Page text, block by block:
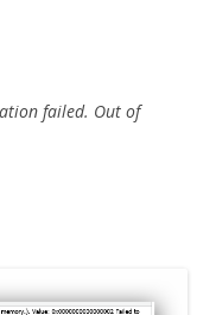
failed. Out of